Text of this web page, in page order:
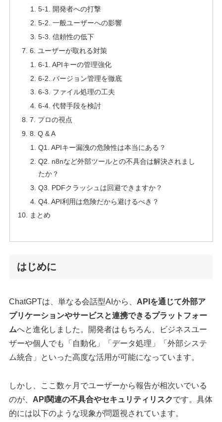
5-1. 開発者への打撃
5-2. 一般ユーザーへの影響
5-3. 信頼性の低下
6. ユーザーが取れる対策
6-1. APIキーの管理強化
6-2. バージョン管理を徹底
6-3. ファイル処理の工夫
6-4. 代替手段を検討
7. プロの視点
8. Q & A
Q1. APIキー漏洩の危険性は本当にある？
Q2. n8nなど外部ツールとの不具合は解決されまし
たか？
Q3. PDFクラッシュは回避できますか？
Q4. API利用は危険だから避けるべき？
まとめ
はじめに
ChatGPTは、単なる会話型AIから、 APIを通じて外部ア
プリケーションやサービスと連携できるプラットフォー
ムへと進化しました。開発者はもちろん、ビジネスユー
ザーや個人でも「自動化」「データ処理」「外部システ
ム統合」といった高度な活用が可能になっています。
しかし、ここ数ヶ月でユーザーから報告が相次いでいる
のが、 API関連の不具合やセキュリティリスクです。具体
的には以下のような現象が問題視されています。